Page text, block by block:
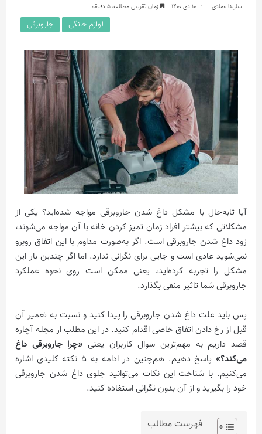
سارینا عمادی 10 دی 1400 زمان تقریبی مطالعه 5 دقیقه
لوازم خانگی جاروبرقی
آيا تابه‌حال با مشکل داغ شدن جاروبرقی مواجه شده‌اید؟ یکی از
مشکلاتی که بیشتر افراد زمان تمیز کردن خانه با آن مواجه می‌شوند،
زود داغ شدن جاروبرقی است. اگر به‌صورت مداوم با این اتفاق روبرو
نمی‌شوید عادی است و جایی برای نگرانی ندارد. اما اگر چندین بار این
مشکل را تجربه کرده‌اید، یعنی ممکن است روی نحوه عملکرد
جاروبرقی شما تاثیر منفی بگذارد.
پس باید علت داغ شدن جاروبرقی را پیدا کنید و نسبت به تعمیر آن
قبل از رخ دادن اتفاق خاصی اقدام کنید. در این مطلب از مجله آچاره
قصد داریم به مهم‌ترین سوال کاربران یعنی «چرا جاروبرقی داغ
می‌کند؟»
پاسخ دهیم. هم‌چنین در ادامه به ۵ نکته کلیدی اشاره
می‌کنیم. با شناخت این نکات می‌توانید جلوی داغ شدن جاروبرقی
خود را بگیرید و از آن بدون نگرانی استفاده کنید.
فهرست مطالب